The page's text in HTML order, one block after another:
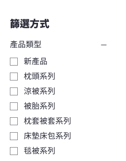
篩選方式
產品類型
新產品
枕頭系列
涼被系列
被胎系列
枕套被套系列
床墊床包系列
毯被系列